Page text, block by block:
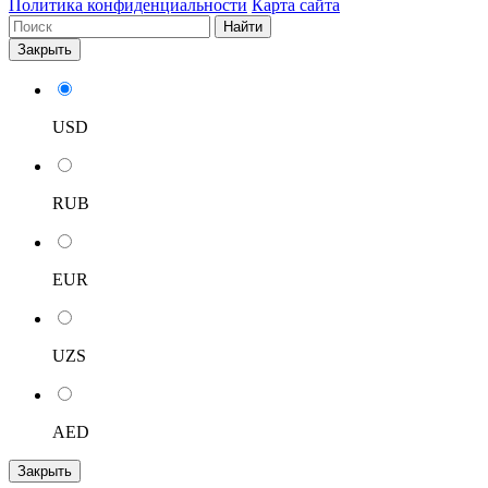
Политика конфиденциальности Карта сайта
Найти
Закрыть
USD
RUB
EUR
UZS
AED
Закрыть